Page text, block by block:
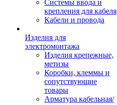
Системы ввода и
крепления для кабеля
Кабели и провода
Изделия для
электромонтажа
Изделия крепежные,
метизы
Коробки, клеммы и
сопутствующие
товары
Арматура кабельная/